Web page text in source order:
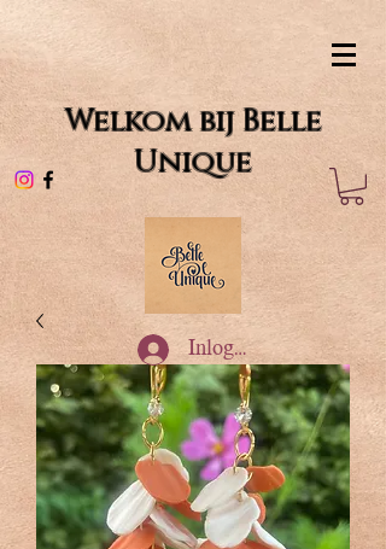
Welkom bij Belle
Unique
Inloggen